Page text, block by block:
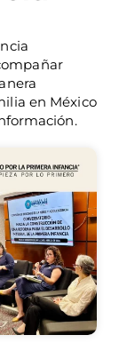
en México